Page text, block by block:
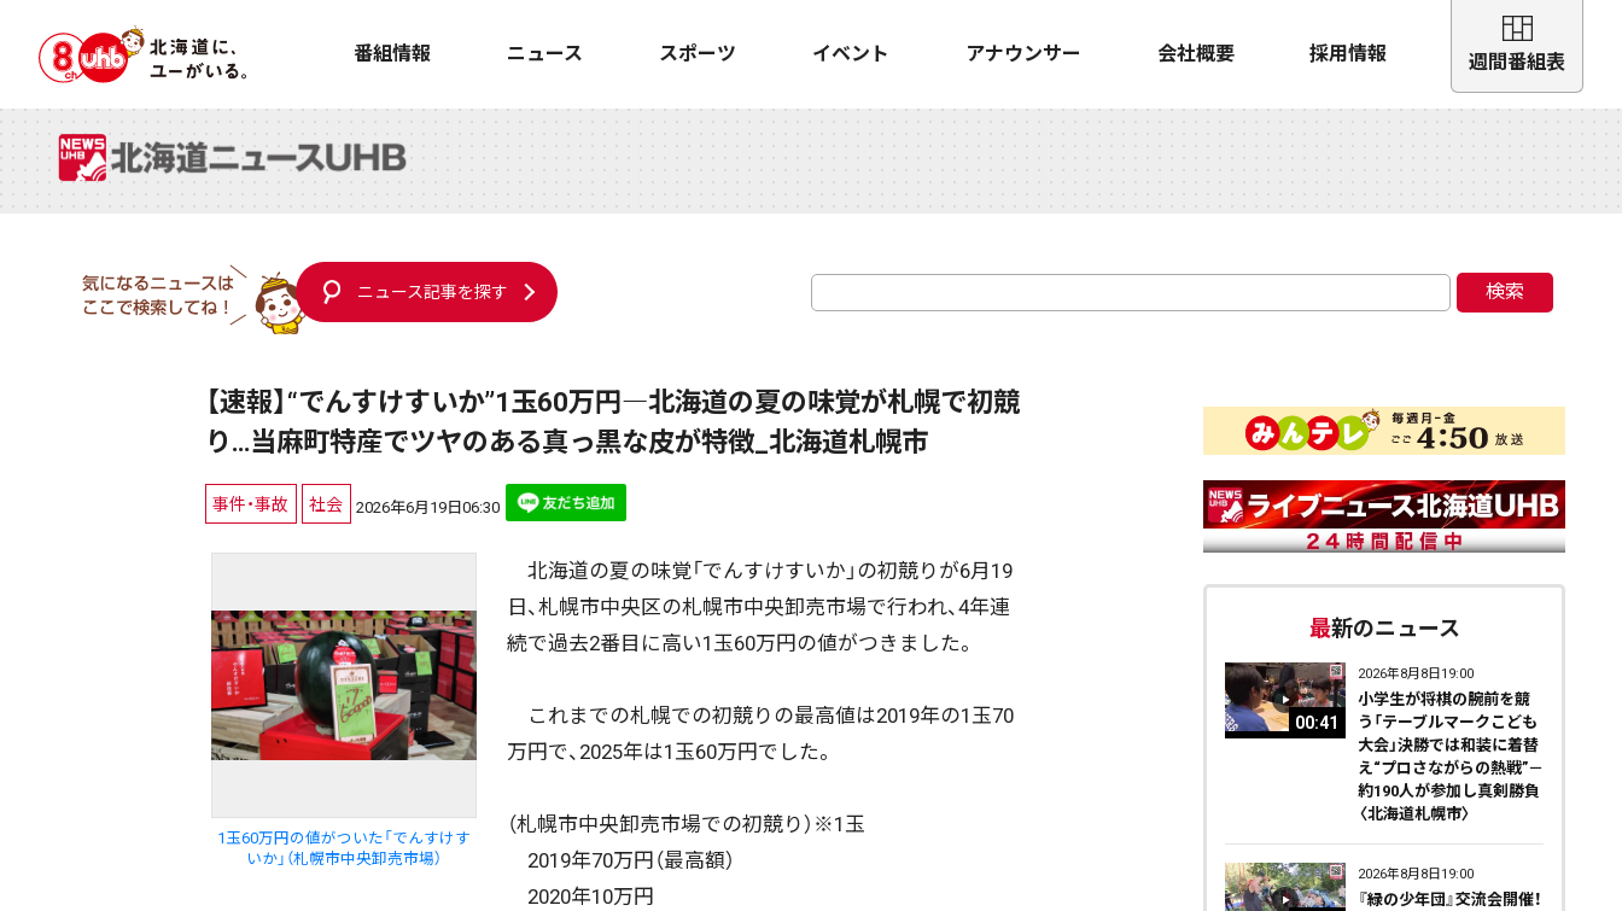
番組情報 ニュース スポーツ イベント アナウンサー 会社概要 採用情報 週間番組表
ニュース記事を探す 検索
【速報】“でんすけすいか”1玉60万円―北海道の夏の味覚が札幌で初競
り…当麻町特産でツヤのある真っ黒な皮が特徴_北海道札幌市
事件・事故 社会 2026年6月19日06:30
1玉60万円の値がついた「でんすけす
いか」（札幌市中央卸売市場）
北海道の夏の味覚「でんすけすいか」の初競りが6月19
日、札幌市中央区の札幌市中央卸売市場で行われ、4年連
続で過去2番目に高い1玉60万円の値がつきました。
これまでの札幌での初競りの最高値は2019年の1玉70
万円で、2025年は1玉60万円でした。
（札幌市中央卸売市場での初競り）※1玉
2019年70万円（最高額）
2020年10万円
最新のニュース
00:41
2026年8月8日19:00
小学生が将棋の腕前を競
う「テーブルマークこども
大会」決勝では和装に着替
え“プロさながらの熱戦”－
約190人が参加し真剣勝負
〈北海道札幌市〉
2026年8月8日19:00
『緑の少年団』交流会開催！